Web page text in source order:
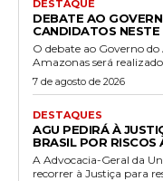
DESTAQUE
DEBATE AO
CANDIDATOS
O debate ao Governo
Amazonas será realizado
7 de agosto de 2026
DESTAQUES
AGU PEDIRÁ À
BRASIL POR RISCOS
A Advocacia-Geral da
recorrer à Justiça para